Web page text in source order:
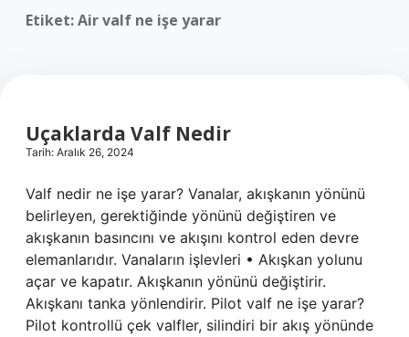
Etiket:Air valf ne işe yarar
Uçaklarda Valf Nedir
Tarih: Aralık 26, 2024
Valf nedir ne işe yarar? Vanalar, akışkanın yönünü
belirleyen, gerektiğinde yönünü değiştiren ve
akışkanın basıncını ve akışını kontrol eden devre
elemanlarıdır. Vanaların işlevleri • Akışkan yolunu
açar ve kapatır. Akışkanın yönünü değiştirir.
Akışkanı tanka yönlendirir. Pilot valf ne işe yarar?
Pilot kontrollü çek valfler, silindiri bir akış yönünde